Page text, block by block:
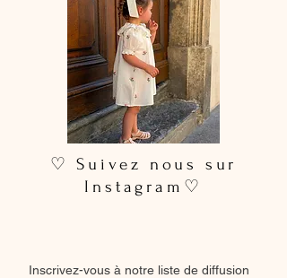
♡ Suivez nous sur
Instagram♡
Inscrivez-vous à notre liste de diffusion